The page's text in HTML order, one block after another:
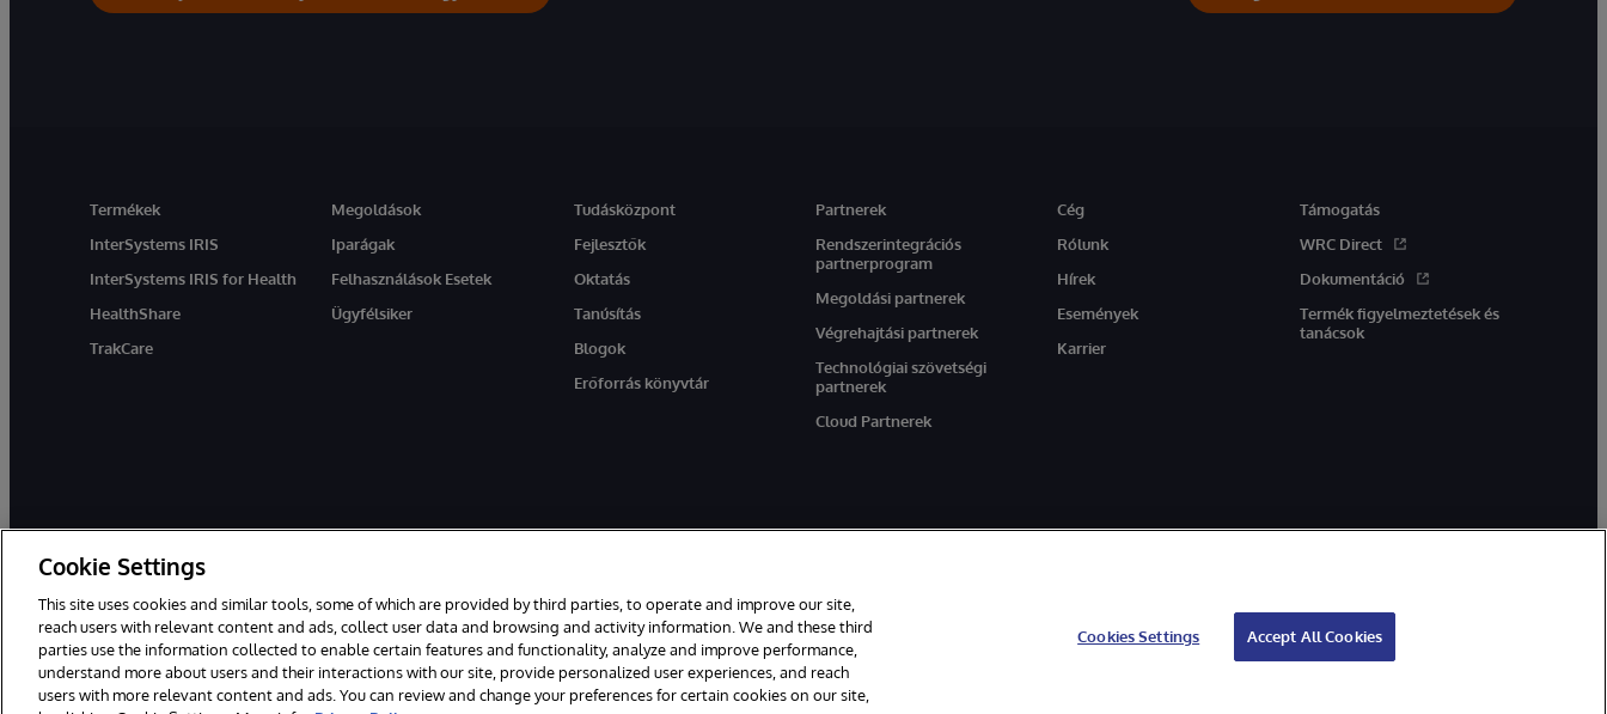
Termékek
InterSystems IRIS
InterSystems IRIS for Health
HealthShare
TrakCare
Megoldások
Iparágak
Felhasználások Esetek
Ügyfélsiker
Tudásközpont
Fejlesztők
Oktatás
Tanúsítás
Blogok
Erőforrás könyvtár
Partnerek
Rendszerintegrációs
partnerprogram
Megoldási partnerek
Végrehajtási partnerek
Technológiai szövetségi
partnerek
Cloud Partnerek
Cég
Rólunk
Hírek
Események
Karrier
Támogatás
WRC Direct
Dokumentáció
Termék figyelmeztetések és
tanácsok
© 1996-2026 InterSystems Corporation, Boston, MA. Minden jog fenntartva.
Értesítések/Feltételek és feltételek Adatvédelmi nyilatkozat Garancia Hozzáférhetőség
Cookie Settings
This site uses cookies and similar tools, some of which are provided by third parties, to operate and improve our site,
reach users with relevant content and ads, collect user data and browsing and activity information. We and these third
parties use the information collected to enable certain features and functionality, analyze and improve performance,
understand more about users and their interactions with our site, provide personalized user experiences, and reach
users with more relevant content and ads. You can review and change your preferences for certain cookies on our site,
Cookies Settings Accept All Cookies